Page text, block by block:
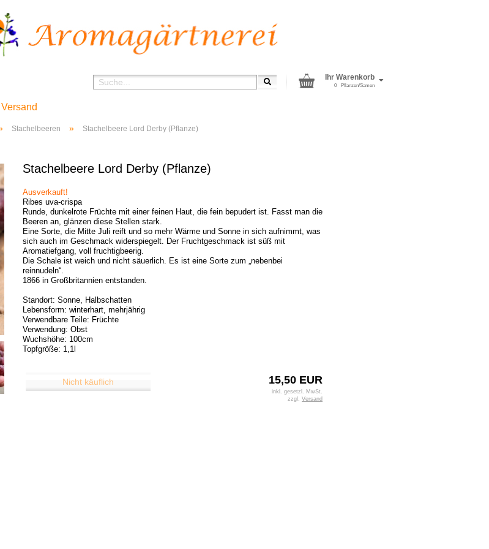
Versand
Ihr Warenkorb
Pflanzen/Samen
0
Stachelbeeren » Stachelbeere Lord Derby (Pflanze)
Stachelbeere Lord Derby (Pflanze)
Ausverkauft!
Ribes uva-crispa
Runde, dunkelrote Früchte mit einer feinen Haut, die fein bepudert ist. Fasst man die
Beeren an, glänzen diese Stellen stark.
Eine Sorte, die Mitte Juli reift und so mehr Wärme und Sonne in sich aufnimmt, was
sich auch im Geschmack widerspiegelt. Der Fruchtgeschmack ist süß mit
Aromatiefgang, voll fruchtigbeerig.
Die Schale ist weich und nicht säuerlich. Es ist eine Sorte zum „nebenbei
reinnudeln“.
1866 in Großbritannien entstanden.
Standort: Sonne, Halbschatten
Lebensform: winterhart, mehrjährig
Verwendbare Teile: Früchte
Verwendung: Obst
Wuchshöhe: 100cm
Topfgröße: 1,1l
15,50 EUR
inkl. gesetzl. MwSt.
zzgl. Versand